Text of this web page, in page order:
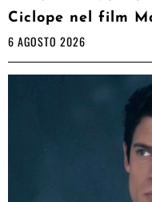
Ciclope nel film
6 AGOSTO 2026